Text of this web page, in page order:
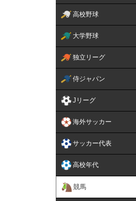
高校野球
大学野球
独立リーグ
侍ジャパン
Jリーグ
海外サッカー
サッカー代表
高校年代
競馬